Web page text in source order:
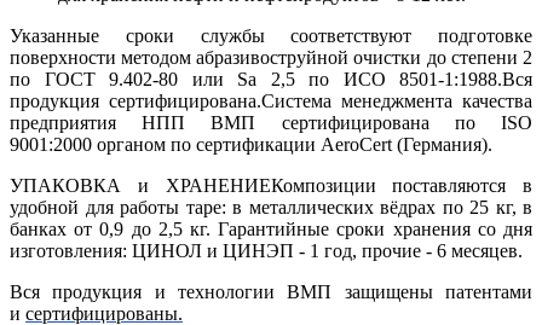
Указанные сроки службы соответствуют подготовке
поверхности методом абразивоструйной очистки до степени 2
по ГОСТ 9.402-80 или Sa 2,5 по ИСО 8501-1:1988.Вся
продукция сертифицирована.Система менеджмента качества
предприятия НПП ВМП сертифицирована по ISO
9001:2000 органом по сертификации AeroCert (Германия).
УПАКОВКА и ХРАНЕНИЕКомпозиции поставляются в
удобной для работы таре: в металлических вёдрах по 25 кг, в
банках от 0,9 до 2,5 кг. Гарантийные сроки хранения со дня
изготовления: ЦИНОЛ и ЦИНЭП - 1 год, прочие - 6 месяцев.
Вся продукция и технологии ВМП защищены патентами
и сертифицированы.